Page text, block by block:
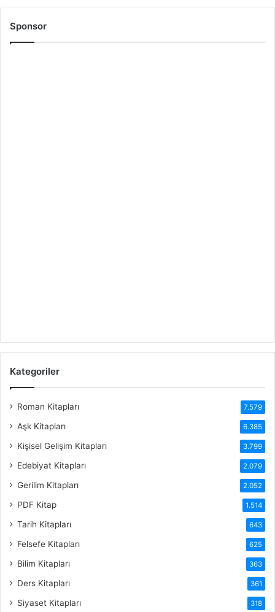
Sponsor
Kategoriler
Roman Kitapları 7.579
Aşk Kitapları 6.385
Kişisel Gelişim Kitapları 3.799
Edebiyat Kitapları 2.079
Gerilim Kitapları 2.052
PDF Kitap 1.514
Tarih Kitapları 643
Felsefe Kitapları 625
Bilim Kitapları 363
Ders Kitapları 361
Siyaset Kitapları 318